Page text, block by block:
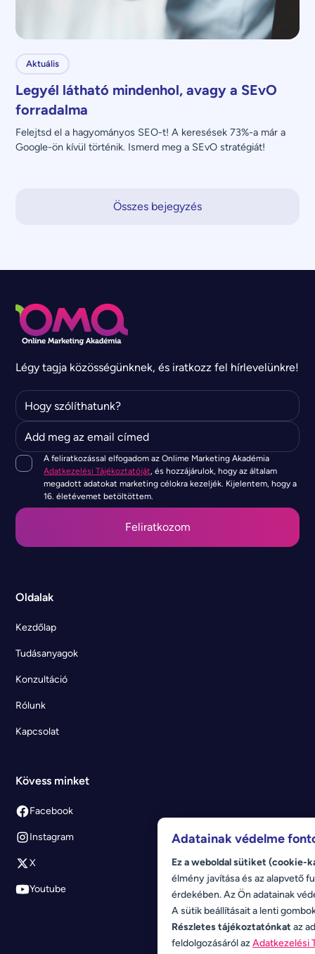
Aktuális
Legyél látható mindenhol, avagy a SEvO
forradalma
Felejtsd el a hagyományos SEO-t! A keresések 73%-a már a
Google-ön kívül történik. Ismerd meg a SEvO stratégiát!
Összes bejegyzés
Légy tagja közösségünknek, és iratkozz fel hírlevelünkre!
A feliratkozással elfogadom az Onlime Marketing Akadémia
Adatkezelési Tájékoztatóját, és hozzájárulok, hogy az általam
megadott adatokat marketing célokra kezeljék. Kijelentem, hogy a
16. életévemet betöltöttem.
Oldalak
Kezdőlap
Tudásanyagok
Konzultáció
Rólunk
Kapcsolat
Kövess minket
Facebook
Instagram
X
Youtube
Adatainak védelme
Ez a weboldal sütiket (cookie-
élmény javítása és az alapvető
érdekében. Az Ön adatainak
A sütik beállításait a lenti
Részletes tájékoztatónkat az
feldolgozásáról azAdatkezelési